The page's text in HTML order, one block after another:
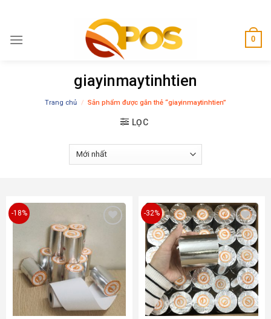
content
0
giayinmaytinhtien
Trang chủ / Sản phẩm được gắn thẻ “giayinmaytinhtien”
LỌC
-18% -32%
Add to
wishlist